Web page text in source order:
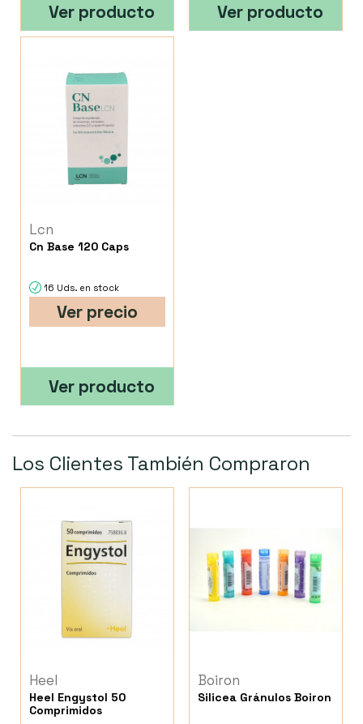
Ver producto Ver producto
Lcn
Cn Base 120 Caps
16 Uds. en stock
Ver precio
Ver producto
Los Clientes También Compraron
Heel
Heel Engystol 50
Comprimidos
Boiron
Silicea Gránulos Boiron